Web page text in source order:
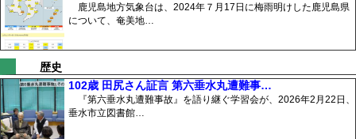
鹿児島地方気象台は、2024年７月17日に梅雨明けした鹿児島県
について、奄美地…
歴史
102歳 田尻さん証言 第六垂水丸遭難事…
『第六垂水丸遭難事故』を語り継ぐ学習会が、2026年2月22日、
垂水市立図書館…